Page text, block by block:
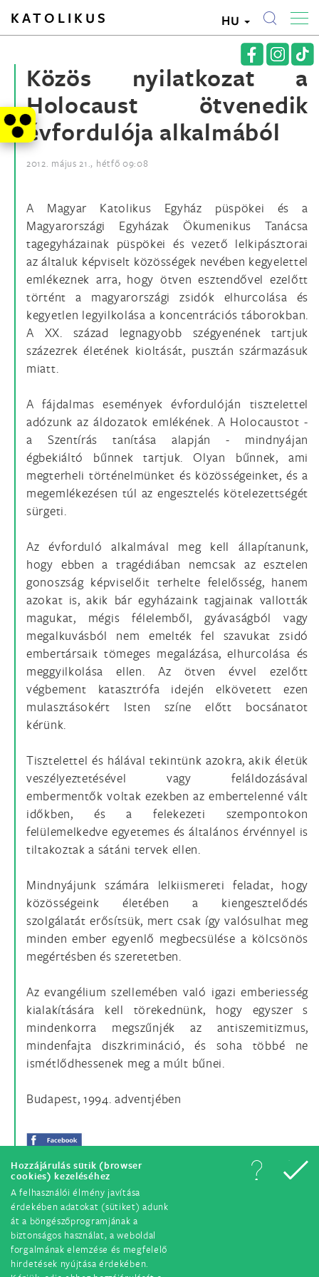
Hozzájárulás sütik (browser
cookies) kezeléséhez
A felhasználói élmény javítása
érdekében adatokat (sütiket) adunk
át a böngészőprogramjának a
biztonságos használat, a weboldal
forgalmának elemzése és megfelelő
hirdetések nyújtása érdekében.
KATOLIKUS HU
Közös nyilatkozat a
Holocaust ötvenedik
évfordulója alkalmából
2012. május 21., hétfő 09:08
A Magyar Katolikus Egyház püspökei és a
Magyarországi Egyházak Ökumenikus Tanácsa
tagegyházainak püspökei és vezető lelkipásztorai
az általuk képviselt közösségek nevében kegyelettel
emlékeznek arra, hogy ötven esztendővel ezelőtt
történt a magyarországi zsidók elhurcolása és
kegyetlen legyilkolása a koncentrációs táborokban.
A XX. század legnagyobb szégyenének tartjuk
százezrek életének kioltását, pusztán származásuk
miatt.
A fájdalmas események évfordulóján tisztelettel
adózunk az áldozatok emlékének. A Holocaustot -
a Szentírás tanítása alapján - mindnyájan
égbekiáltó bűnnek tartjuk. Olyan bűnnek, ami
megterheli történelmünket és közösségeinket, és a
megemlékezésen túl az engesztelés kötelezettségét
sürgeti.
Az évforduló alkalmával meg kell állapítanunk,
hogy ebben a tragédiában nemcsak az esztelen
gonoszság képviselőit terhelte felelősség, hanem
azokat is, akik bár egyházaink tagjainak vallották
magukat, mégis félelemből, gyávaságból vagy
megalkuvásból nem emelték fel szavukat zsidó
embertársaik tömeges megalázása, elhurcolása és
meggyilkolása ellen. Az ötven évvel ezelőtt
végbement katasztrófa idején elkövetett ezen
mulasztásokért Isten színe előtt bocsánatot
kérünk.
Tisztelettel és hálával tekintünk azokra, akik életük
veszélyeztetésével vagy feláldozásával
embermentők voltak ezekben az embertelenné vált
időkben, és a felekezeti szempontokon
felülemelkedve egyetemes és általános érvénnyel is
tiltakoztak a sátáni tervek ellen.
Mindnyájunk számára lelkiismereti feladat, hogy
közösségeink életében a kiengesztelődés
szolgálatát erősítsük, mert csak így valósulhat meg
minden ember egyenlő megbecsülése a kölcsönös
megértésben és szeretetben.
Az evangélium szellemében való igazi emberiesség
kialakítására kell törekednünk, hogy egyszer s
mindenkorra megszűnjék az antiszemitizmus,
mindenfajta diszkrimináció, és soha többé ne
ismétlődhessenek meg a múlt bűnei.
Budapest, 1994. adventjében
© Minden jog fenntartva. 2018.